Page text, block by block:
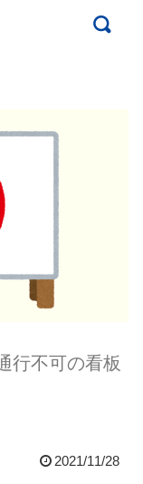
行不可の看板
2021/11/28